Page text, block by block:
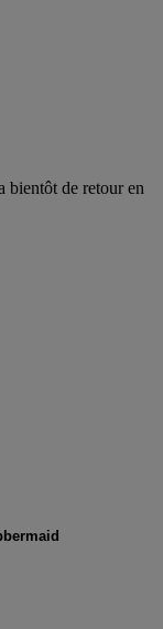
bientôt de retour en